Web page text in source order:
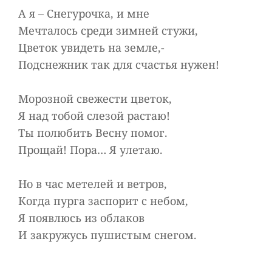
А я – Снегурочка, и мне
Мечталось среди зимней стужи,
Цветок увидеть на земле,-
Подснежник так для счастья нужен!
Морозной свежести цветок,
Я над тобой слезой растаю!
Ты полюбить Весну помог.
Прощай! Пора… Я улетаю.
Но в час метелей и ветров,
Когда пурга заспорит с небом,
Я появлюсь из облаков
И закружусь пушистым снегом.